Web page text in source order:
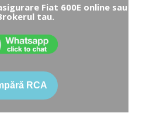
Fiat 600E online sau
tau.
RCA